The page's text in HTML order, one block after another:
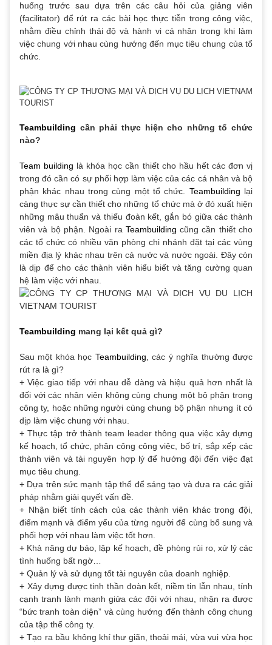
huống trước sau dựa trên các câu hỏi của giảng viên
(facilitator) để rút ra các bài học thực tiễn trong công việc,
nhằm điều chỉnh thái độ và hành vi cá nhân trong khi làm
việc chung với nhau cùng hướng đến mục tiêu chung của tổ
chức.
Teambuilding cần phải thực hiện cho những tổ chức
nào?
Team building là khóa học cần thiết cho hầu hết các đơn vị
trong đó cần có sự phối hợp làm việc của các cá nhân và bộ
phận khác nhau trong cùng một tổ chức. Teambuilding lại
càng thực sự cần thiết cho những tổ chức mà ở đó xuất hiện
những mâu thuẩn và thiếu đoàn kết, gắn bó giữa các thành
viên và bộ phận. Ngoài ra Teambuilding cũng cần thiết cho
các tổ chức có nhiều văn phòng chi nhánh đặt tại các vùng
miền địa lý khác nhau trên cả nước và nước ngoài. Đây còn
là dịp để cho các thành viên hiểu biết và tăng cường quan
hệ làm việc với nhau.
Teambuilding mang lại kết quả gì?
Sau một khóa học Teambuilding , các ý nghĩa thường được
rút ra là gì?
+ Việc giao tiếp với nhau dễ dàng và hiệu quả hơn nhất là
đối với các nhân viên không cùng chung một bộ phận trong
công ty, hoặc những người cùng chung bộ phận nhưng ít có
dịp làm việc chung với nhau.
+ Thực tập trở thành team leader thông qua việc xây dựng
kế hoạch, tổ chức, phân công công việc, bố trí, sắp xếp các
thành viên và tài nguyên hợp lý để hướng đội đến việc đạt
mục tiêu chung.
+ Dựa trên sức mạnh tập thể để sáng tạo và đưa ra các giải
pháp nhằm giải quyết vấn đề.
+ Nhận biết tính cách của các thành viên khác trong đội,
điểm mạnh và điểm yếu của từng người để cùng bổ sung và
phối hợp với nhau làm việc tốt hơn.
+ Khả năng dự báo, lập kế hoạch, đề phòng rủi ro, xử lý các
tình huống bất ngờ…
+ Quản lý và sử dụng tốt tài nguyên của doanh nghiệp.
+ Xây dựng được tinh thần đoàn kết, niềm tin lẫn nhau, tính
cạnh tranh lành mạnh giửa các đội với nhau, nhận ra được
“bức tranh toàn diện” và cùng hướng đến thành công chung
của tập thể công ty.
+ Tạo ra bầu không khí thư giãn, thoải mái, vừa vui vừa học